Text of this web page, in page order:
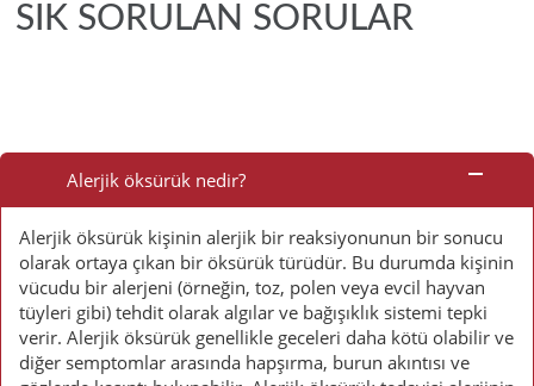
SIK SORULAN SORULAR
Sorulan
Sorular
Alerjik öksürük nedir?
Alerjik öksürük kişinin alerjik bir reaksiyonunun bir sonucu
olarak ortaya çıkan bir öksürük türüdür. Bu durumda kişinin
vücudu bir alerjeni (örneğin, toz, polen veya evcil hayvan
tüyleri gibi) tehdit olarak algılar ve bağışıklık sistemi tepki
verir. Alerjik öksürük genellikle geceleri daha kötü olabilir ve
diğer semptomlar arasında hapşırma, burun akıntısı ve